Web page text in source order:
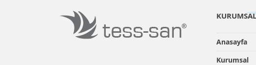
KURUMSAL
Anasayfa
Kurumsal